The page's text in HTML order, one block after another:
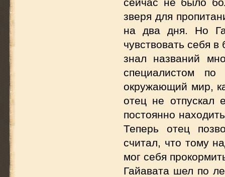
зверя для
на два дня. Но
чувствовать себя
знал названий
специалистом
окружающий мир,
отец не отпускал
постоянно
Теперь отец
считал, что тому
мог себя
Гайавата шел по